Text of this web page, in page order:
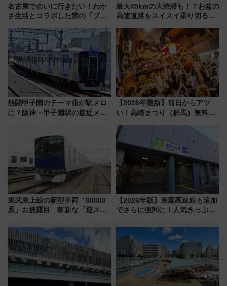
名古屋で会いに行きたい！わか
さ生活とコラボした紫の「ブル
売
最大45kmの大渋滞も！？お盆の
高速道路をスイスイ乗り切る快
熱闘甲子園のテーマ曲が駅メロ
に？阪神・甲子園駅の接近メロ
5日始発から
【2026年最新】前日からアツ
い！高崎まつり（群馬）無料観
しまで
東武東上線の新型車両「90000
系」お披露目 斬新な「逆スラ
放的な車内空間に注目、デビュ
ーは9月
【2026年版】東葉高速線も追加
でさらに便利に！人気きっぷ
今年も発売 秋・早春に千葉県を
巡るなら使い勝手・コスパ抜群